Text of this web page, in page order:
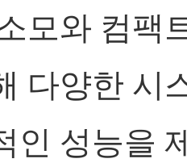
모와 컴팩
다양한 시
인 성능을